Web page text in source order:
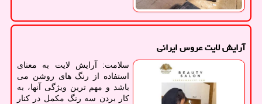
آرایش لایت عروس ایرانی
سلامت: آرایش لایت به معنای
استفاده از رنگ های روشن می
باشد و مهم ترین ویژگی آنها، به
کار بردن سه رنگ مکمل در کنار